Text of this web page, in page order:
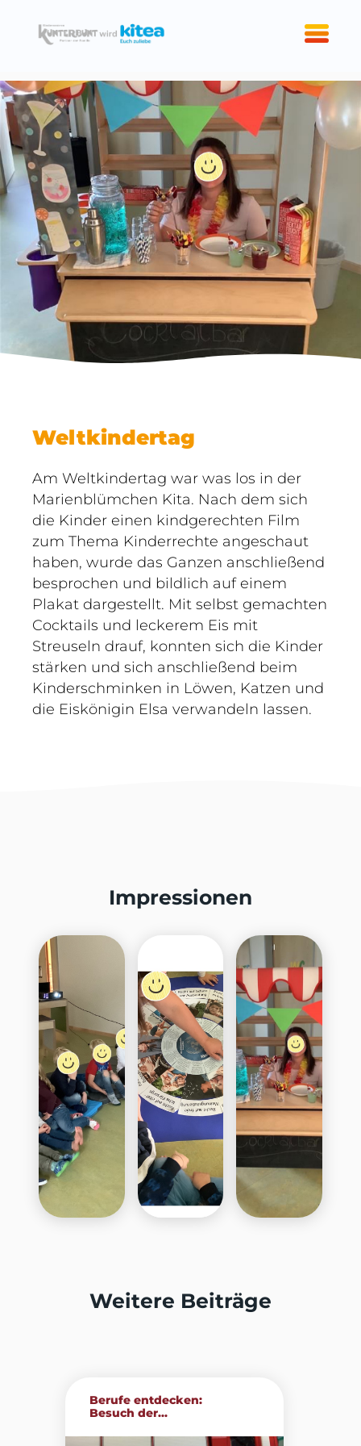
Weltkindertag
Am Weltkindertag war was los in der
Marienblümchen Kita. Nach dem sich
die Kinder einen kindgerechten Film
zum Thema Kinderrechte angeschaut
haben, wurde das Ganzen anschließend
besprochen und bildlich auf einem
Plakat dargestellt. Mit selbst gemachten
Cocktails und leckerem Eis mit
Streuseln drauf, konnten sich die Kinder
stärken und sich anschließend beim
Kinderschminken in Löwen, Katzen und
die Eiskönigin Elsa verwandeln lassen.
Impressionen
Weitere Beiträge
Berufe entdecken:
Besuch der...